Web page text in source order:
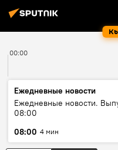
00:00
Ежедневные новости
Ежедневные новости.
08:00
08:00 4 мин